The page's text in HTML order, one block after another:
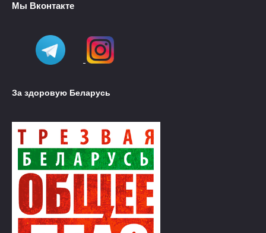
Мы Вконтакте
За здоровую Беларусь